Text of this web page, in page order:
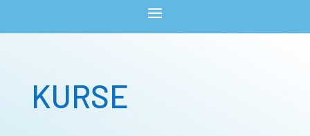
KURSE